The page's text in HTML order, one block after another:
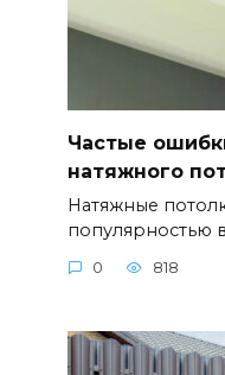
Частые
натяжного
Натяжные
популярностью
0 818